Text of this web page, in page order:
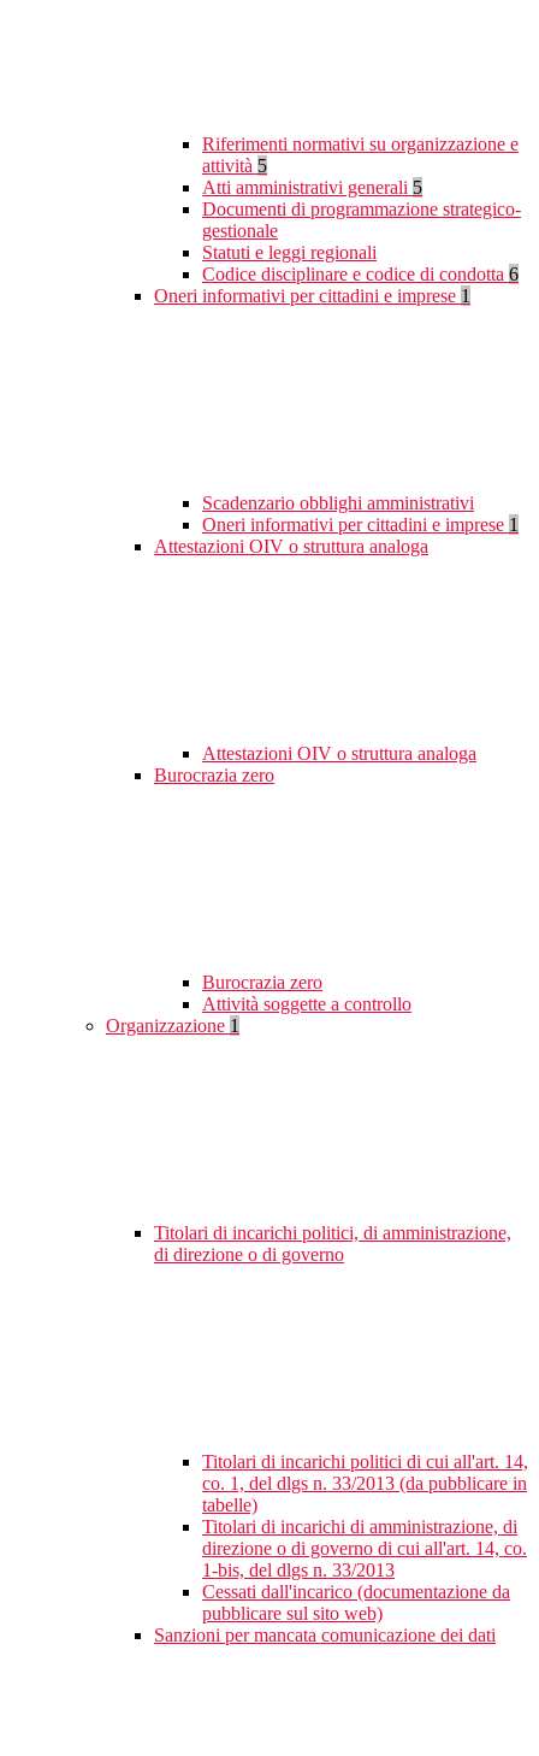
Riferimenti normativi su organizzazione e
attività 5
Atti amministrativi generali 5
Documenti di programmazione strategico-
gestionale
Statuti e leggi regionali
Codice disciplinare e codice di condotta 6
Oneri informativi per cittadini e imprese 1
Scadenzario obblighi amministrativi
Oneri informativi per cittadini e imprese 1
Attestazioni OIV o struttura analoga
Attestazioni OIV o struttura analoga
Burocrazia zero
Burocrazia zero
Attività soggette a controllo
Organizzazione 1
Titolari di incarichi politici, di amministrazione,
di direzione o di governo
Titolari di incarichi politici di cui all'art. 14,
co. 1, del dlgs n. 33/2013 (da pubblicare in
tabelle)
Titolari di incarichi di amministrazione, di
direzione o di governo di cui all'art. 14, co.
1-bis, del dlgs n. 33/2013
Cessati dall'incarico (documentazione da
pubblicare sul sito web)
Sanzioni per mancata comunicazione dei dati